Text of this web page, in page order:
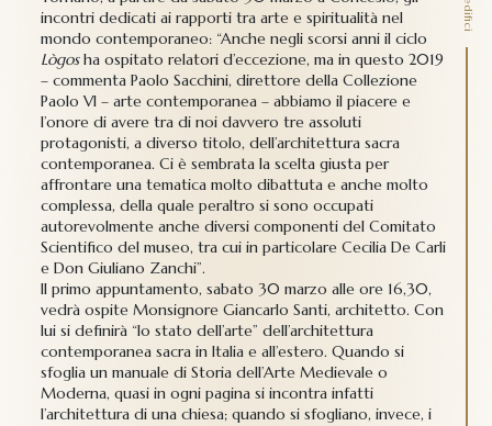
incontri dedicati ai rapporti tra arte e spiritualità nel
mondo contemporaneo: “Anche negli scorsi anni il ciclo
Lògosha ospitato relatori d’eccezione, ma in questo 2019
– commenta Paolo Sacchini, direttore della Collezione
Paolo VI – arte contemporanea – abbiamo il piacere e
l’onore di avere tra di noi davvero tre assoluti
protagonisti, a diverso titolo, dell’architettura sacra
contemporanea. Ci è sembrata la scelta giusta per
affrontare una tematica molto dibattuta e anche molto
complessa, della quale peraltro si sono occupati
autorevolmente anche diversi componenti del Comitato
Scientifico del museo, tra cui in particolare Cecilia De Carli
e Don Giuliano Zanchi”.
Il primo appuntamento, sabato 30 marzo alle ore 16,30,
vedrà ospite Monsignore Giancarlo Santi, architetto. Con
lui si definirà “lo stato dell’arte” dell’architettura
contemporanea sacra in Italia e all’estero. Quando si
sfoglia un manuale di Storia dell’Arte Medievale o
Moderna, quasi in ogni pagina si incontra infatti
l’architettura di una chiesa; quando si sfogliano, invece, i